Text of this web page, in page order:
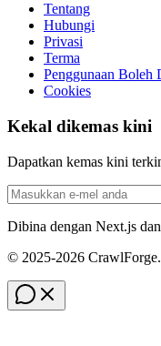
Tentang
Hubungi
Privasi
Terma
Penggunaan Boleh
Cookies
Kekal dikemas kini
Dapatkan kemas kini
Dibina dengan Next.js
© 2025-2026